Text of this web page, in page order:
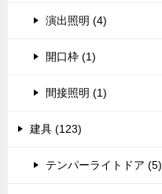
演出照明 (4)
開口枠 (1)
間接照明 (1)
建具 (123)
テンパーライトドア (5)